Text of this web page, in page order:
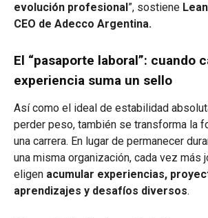
evolución profesional”, sostiene
CEO de Adecco Argentina.
El “pasaporte laboral”: cuando
experiencia suma un sello
Así como el ideal de estabilidad
perder peso, también se transforma la
una carrera. En lugar de permanecer
una misma organización, cada vez más
eligen acumular experiencias,
aprendizajes y desafíos diversos.